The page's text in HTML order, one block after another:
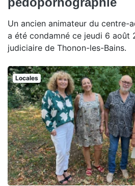
Un ancien animateur du centre-
a été condamné ce jeudi 6 août
judiciaire de Thonon-les-Bains.
Locales